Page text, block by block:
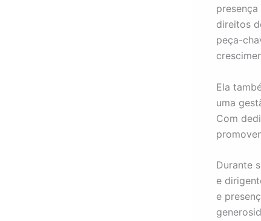
direitos
peça-
Ela
uma
Com
Durante
e
e